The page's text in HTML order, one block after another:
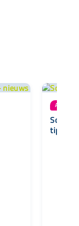
AANBOD
tips